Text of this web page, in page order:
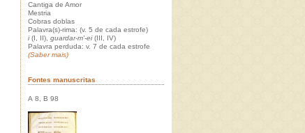
Cantiga de Amor
Mestria
Cobras doblas
Palavra(s)-rima: (v. 5 de cada estrofe)
i(I, II), guardar-m'-ei(III, IV)
Palavra perduda: v. 7 de cada estrofe
(Saber mais)
Fontes manuscritas
A 8, B 98